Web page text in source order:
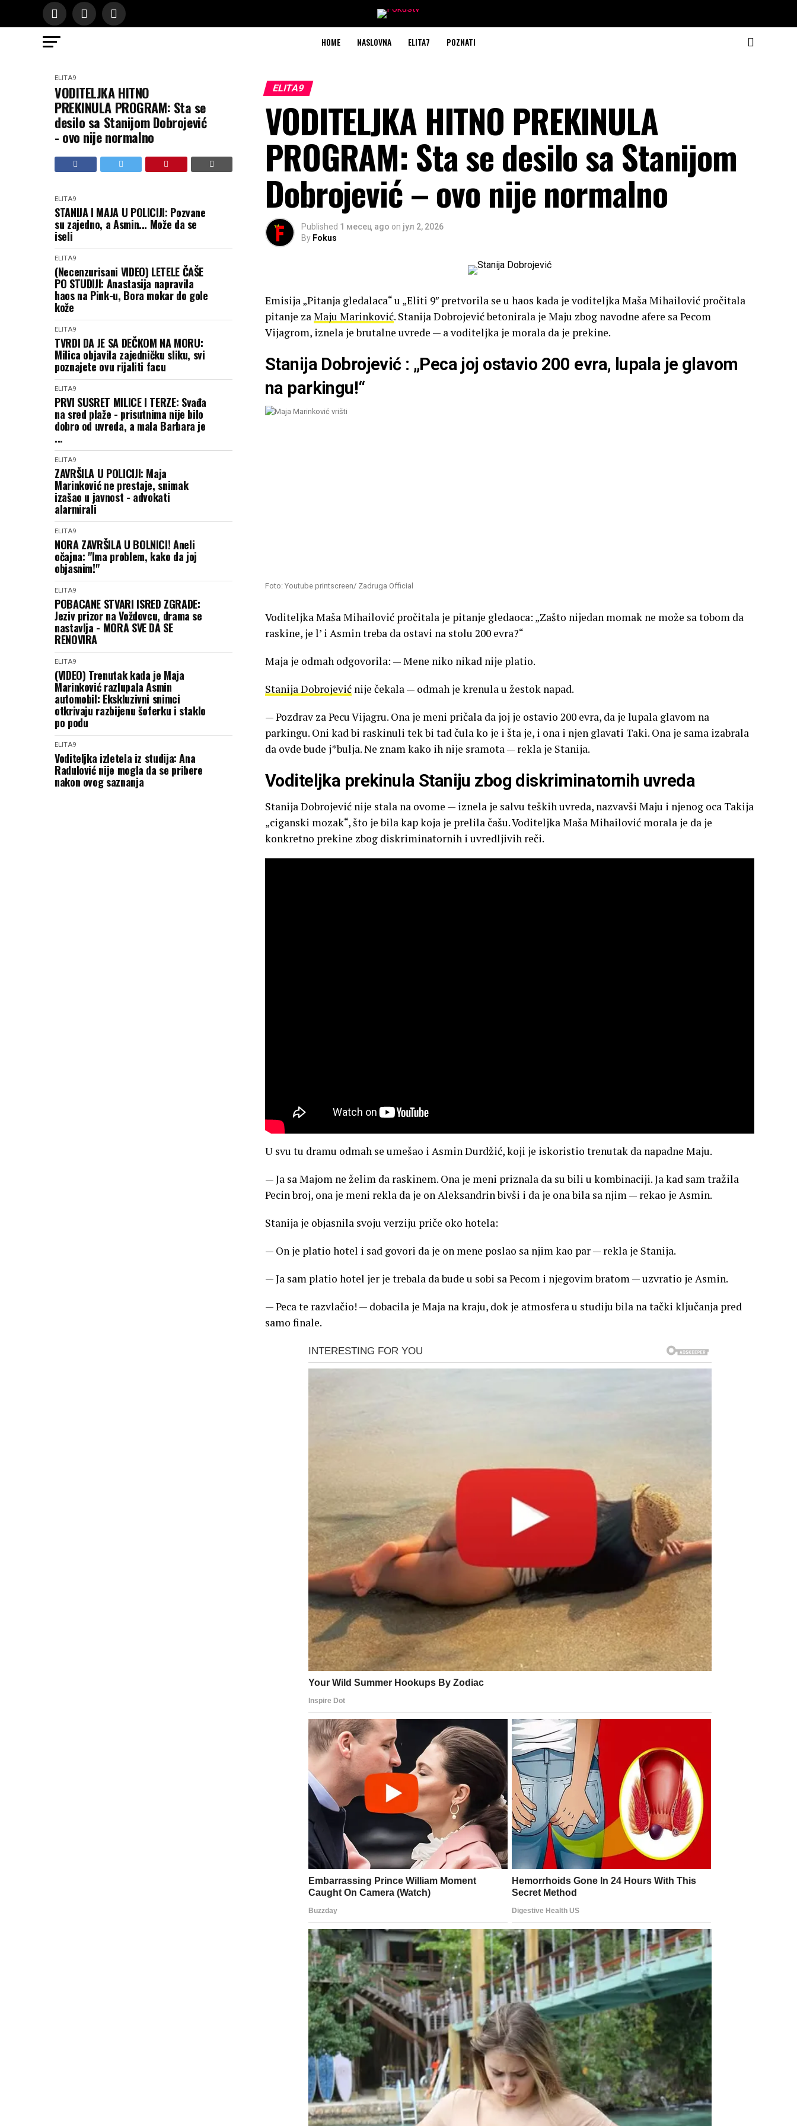
HOME NASLOVNA ELITA7 POZNATI
ELITA9
VODITELJKA HITNO
PREKINULA PROGRAM: Sta se
desilo sa Stanijom Dobrojević
- ovo nije normalno
ELITA9
STANIJA I MAJA U POLICIJI: Pozvane
su zajedno, a Asmin... Može da se
iseli
ELITA9
(Necenzurisani VIDEO) LETELE ČAŠE
PO STUDIJI: Anastasija napravila
haos na Pink-u, Bora mokar do gole
kože
ELITA9
TVRDI DA JE SA DEČKOM NA MORU:
Milica objavila zajedničku sliku, svi
poznajete ovu rijaliti facu
ELITA9
PRVI SUSRET MILICE I TERZE: Svađa
na sred plaže - prisutnima nije bilo
dobro od uvreda, a mala Barbara je
...
ELITA9
ZAVRŠILA U POLICIJI: Maja
Marinković ne prestaje, snimak
izašao u javnost - advokati
alarmirali
ELITA9
NORA ZAVRŠILA U BOLNICI! Aneli
očajna: "Ima problem, kako da joj
objasnim!"
ELITA9
POBACANE STVARI ISRED ZGRADE:
Jeziv prizor na Voždovcu, drama se
nastavlja - MORA SVE DA SE
RENOVIRA
ELITA9
(VIDEO) Trenutak kada je Maja
Marinković razlupala Asmin
automobil: Ekskluzivni snimci
otkrivaju razbijenu šoferku i staklo
po podu
ELITA9
Voditeljka izletela iz studija: Ana
Radulović nije mogla da se pribere
nakon ovog saznanja
ELITA9
VODITELJKA HITNO PREKINULA
PROGRAM: Sta se desilo sa Stanijom
Dobrojević – ovo nije normalno
Published 1 месец ago on јул 2, 2026
By Fokus
Emisija „Pitanja gledalaca“ u „Eliti 9″ pretvorila se u haos kada je voditeljka Maša Mihailović pročitala
pitanje zaMaju Marinković. Stanija Dobrojević betonirala je Maju zbog navodne afere sa Pecom
Vijagrom, iznela je brutalne uvrede — a voditeljka je morala da je prekine.
Stanija Dobrojević : „Peca joj ostavio 200 evra, lupala je glavom
na parkingu!“
Foto: Youtube printscreen/ Zadruga Official
Voditeljka Maša Mihailović pročitala je pitanje gledaoca: „Zašto nijedan momak ne može sa tobom da
raskine, je l’ i Asmin treba da ostavi na stolu 200 evra?“
Maja je odmah odgovorila: — Mene niko nikad nije platio.
Stanija Dobrojević nije čekala — odmah je krenula u žestok napad.
— Pozdrav za Pecu Vijagru. Ona je meni pričala da joj je ostavio 200 evra, da je lupala glavom na
parkingu. Oni kad bi raskinuli tek bi tad čula ko je i šta je, i ona i njen glavati Taki. Ona je sama izabrala
da ovde bude j*bulja. Ne znam kako ih nije sramota — rekla je Stanija.
Voditeljka prekinula Staniju zbog diskriminatornih uvreda
Stanija Dobrojević nije stala na ovome — iznela je salvu teških uvreda, nazvavši Maju i njenog oca Takija
„ciganski mozak“, što je bila kap koja je prelila čašu. Voditeljka Maša Mihailović morala je da je
konkretno prekine zbog diskriminatornih i uvredljivih reči.
U svu tu dramu odmah se umešao i Asmin Durdžić, koji je iskoristio trenutak da napadne Maju.
— Ja sa Majom ne želim da raskinem. Ona je meni priznala da su bili u kombinaciji. Ja kad sam tražila
Pecin broj, ona je meni rekla da je on Aleksandrin bivši i da je ona bila sa njim — rekao je Asmin.
Stanija je objasnila svoju verziju priče oko hotela:
— On je platio hotel i sad govori da je on mene poslao sa njim kao par — rekla je Stanija.
— Ja sam platio hotel jer je trebala da bude u sobi sa Pecom i njegovim bratom — uzvratio je Asmin.
— Peca te razvlačio! — dobacila je Maja na kraju, dok je atmosfera u studiju bila na tački ključanja pred
samo finale.